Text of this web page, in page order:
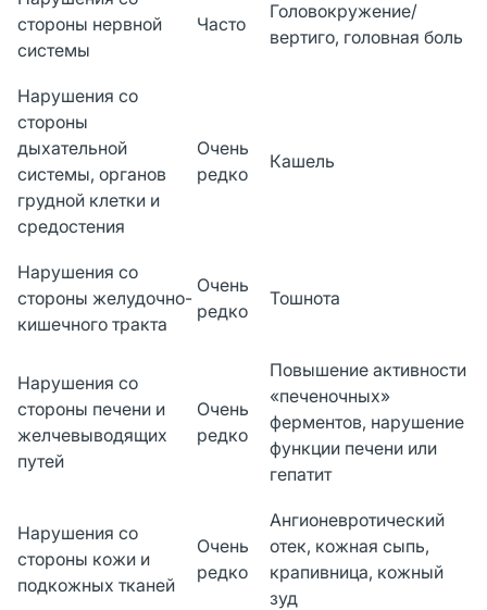
стороны нервной
системы
Часто
Головокружение/
вертиго, головная боль
Нарушения со
стороны
дыхательной
системы, органов
грудной клетки и
средостения
Очень
редко
Кашель
Нарушения со
стороны желудочно-
кишечного тракта
Очень
редко
Тошнота
Нарушения со
стороны печени и
желчевыводящих
путей
Очень
редко
Повышение активности
«печеночных»
ферментов, нарушение
функции печени или
гепатит
Нарушения со
стороны кожи и
подкожных тканей
Очень
редко
Ангионевротический
отек, кожная сыпь,
крапивница, кожный
зуд